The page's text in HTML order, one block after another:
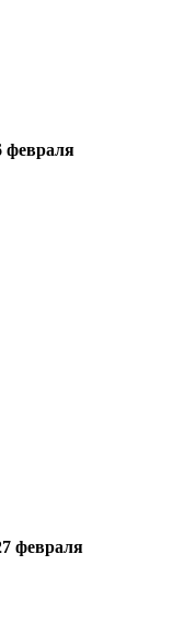
февраля
февраля